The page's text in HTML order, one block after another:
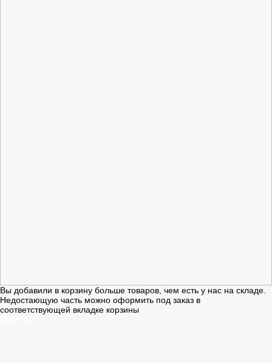
Вы добавили в корзину больше товаров, чем есть у нас на складе.
Недостающую часть можно оформить под заказ в
соответствующей вкладке корзины